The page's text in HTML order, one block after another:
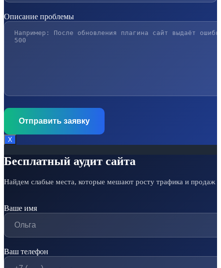
Описание проблемы
Х
Бесплатный аудит сайта
Найдем слабые места, которые мешают росту трафика и продаж
Ваше имя
Ваш телефон